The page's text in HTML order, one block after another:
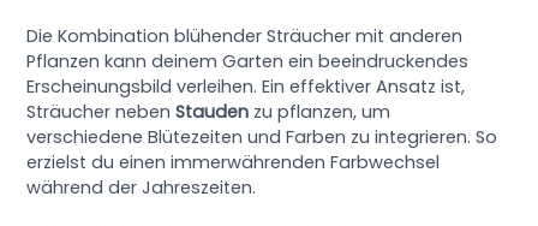
Die Kombination blühender Sträucher mit anderen
Pflanzen kann deinem Garten ein beeindruckendes
Erscheinungsbild verleihen. Ein effektiver Ansatz ist,
Sträucher nebenStauden zu pflanzen, um
verschiedene Blütezeiten und Farben zu integrieren. So
erzielst du einen immerwährenden Farbwechsel
während der Jahreszeiten.